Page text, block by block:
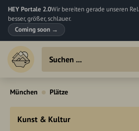
HEY Portale 2.0Wir bereiten gerade unseren
besser, größer, schlauer.
Coming soon →
München Plätze
Kunst & Kultur